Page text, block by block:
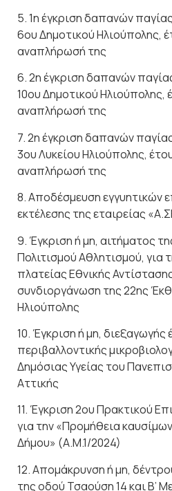
5. 1η έγκριση δαπανών
6ου Δημοτικού Ηλιούπολης,
αναπλήρωσή της
6. 2η έγκριση δαπανών
10ου Δημοτικού Ηλιούπολης,
αναπλήρωσή της
7. 2η έγκριση δαπανών
3ου Λυκείου Ηλιούπολης,
αναπλήρωσή της
8. Αποδέσμευση εγγυητικών
εκτέλεσης της εταιρείας
9. Έγκριση ή μη, αιτήματος
Πολιτισμού Αθλητισμού,
πλατείας Εθνικής
συνδιοργάνωση της 22ης
Ηλιούπολης
10. Έγκριση ή μη,
περιβαλλοντικής
Δημόσιας Υγείας του
Αττικής
11. Έγκριση 2ου Πρακτικού
για την «Προμήθεια
Δήμου» (Α.Μ.1/2024)
12. Απομάκρυνση ή μη,
της οδού Τσαούση 14 και Β’